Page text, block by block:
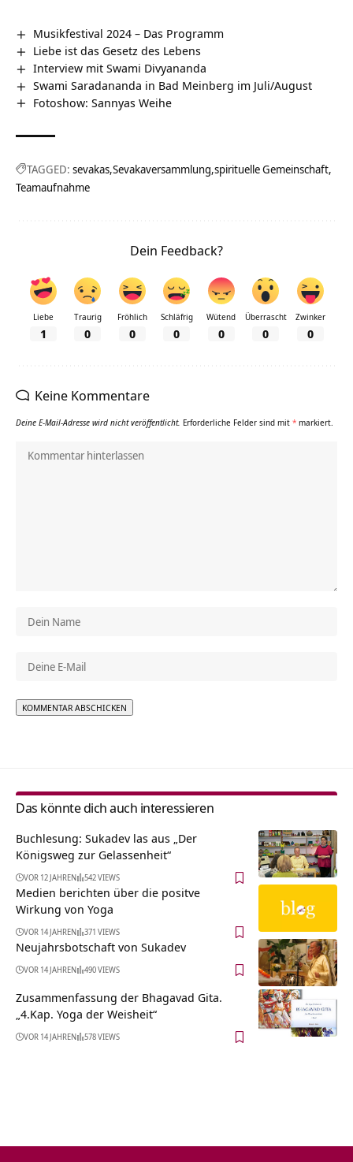
Musikfestival 2024 – Das Programm
Liebe ist das Gesetz des Lebens
Interview mit Swami Divyananda
Swami Saradananda in Bad Meinberg im Juli/August
Fotoshow: Sannyas Weihe
TAGGED: sevakas Sevakaversammlung spirituelle Gemeinschaft
Teamaufnahme
Dein Feedback?
Liebe
1
Traurig
0
Fröhlich
0
Schläfrig
0
Wütend
0
Überrascht
0
Zwinker
0
Keine Kommentare
Deine E-Mail-Adresse wird nicht veröffentlicht. Erforderliche Felder sind mit * markiert.
Das könnte dich auch interessieren
Buchlesung: Sukadev las aus „Der
Königsweg zur Gelassenheit“
VOR 12 JAHREN 542 VIEWS
Medien berichten über die positve
Wirkung von Yoga
VOR 14 JAHREN 371 VIEWS
Neujahrsbotschaft von Sukadev
VOR 14 JAHREN 490 VIEWS
Zusammenfassung der Bhagavad Gita.
„4.Kap. Yoga der Weisheit“
VOR 14 JAHREN 578 VIEWS